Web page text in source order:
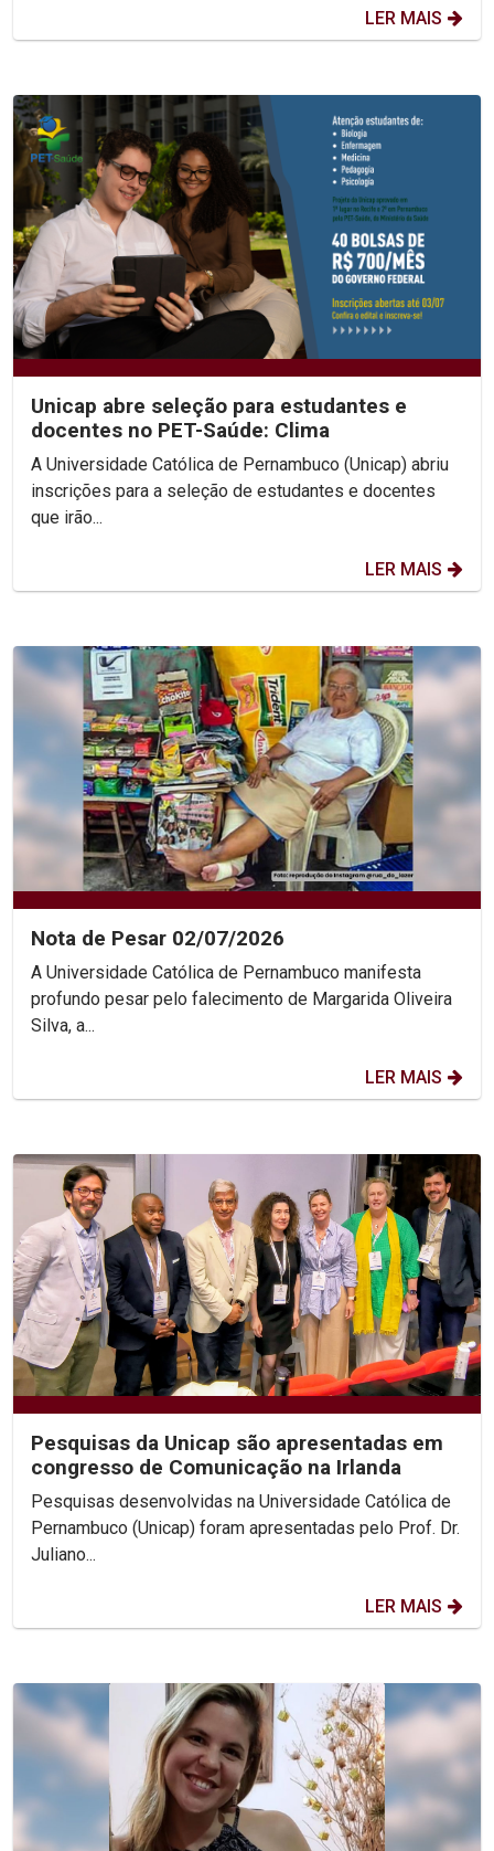
LER MAIS
Unicap abre seleção para estudantes e
docentes no PET-Saúde: Clima
A Universidade Católica de Pernambuco (Unicap) abriu
inscrições para a seleção de estudantes e docentes
que irão...
LER MAIS
Nota de Pesar 02/07/2026
A Universidade Católica de Pernambuco manifesta
profundo pesar pelo falecimento de Margarida Oliveira
Silva, a...
LER MAIS
Pesquisas da Unicap são apresentadas em
congresso de Comunicação na Irlanda
Pesquisas desenvolvidas na Universidade Católica de
Pernambuco (Unicap) foram apresentadas pelo Prof. Dr.
Juliano...
LER MAIS